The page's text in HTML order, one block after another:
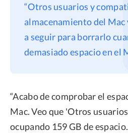
Términos
Politica de Reembolso
“Otros usuarios y
almacenamiento del
a seguir para borrarlo
demasiado espacio en el
“Acabo de comprobar el
Mac. Veo que 'Otros
ocupando 159 GB de